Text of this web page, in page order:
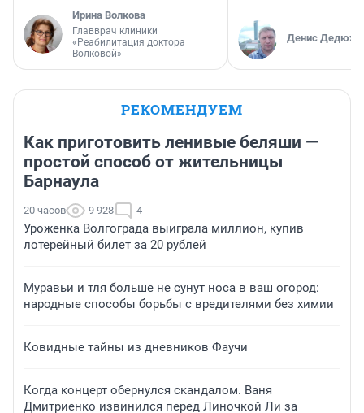
Ирина Волкова
Главврач клиники
«Реабилитация доктора
Волковой»
Денис
РЕКОМЕНДУЕМ
Как приготовить ленивые беляши —
простой способ от жительницы
Барнаула
20 часов 9 928 4
Уроженка Волгограда выиграла миллион, купив
лотерейный билет за 20 рублей
Муравьи и тля больше не сунут носа в ваш огород:
народные способы борьбы с вредителями без химии
Ковидные тайны из дневников Фаучи
Когда концерт обернулся скандалом. Ваня
Дмитриенко извинился перед Линочкой Ли за